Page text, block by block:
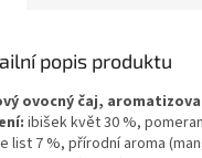
popis produktu
ovocný čaj,
ibišek květ 30 %,
list 7 %, přírodní aroma